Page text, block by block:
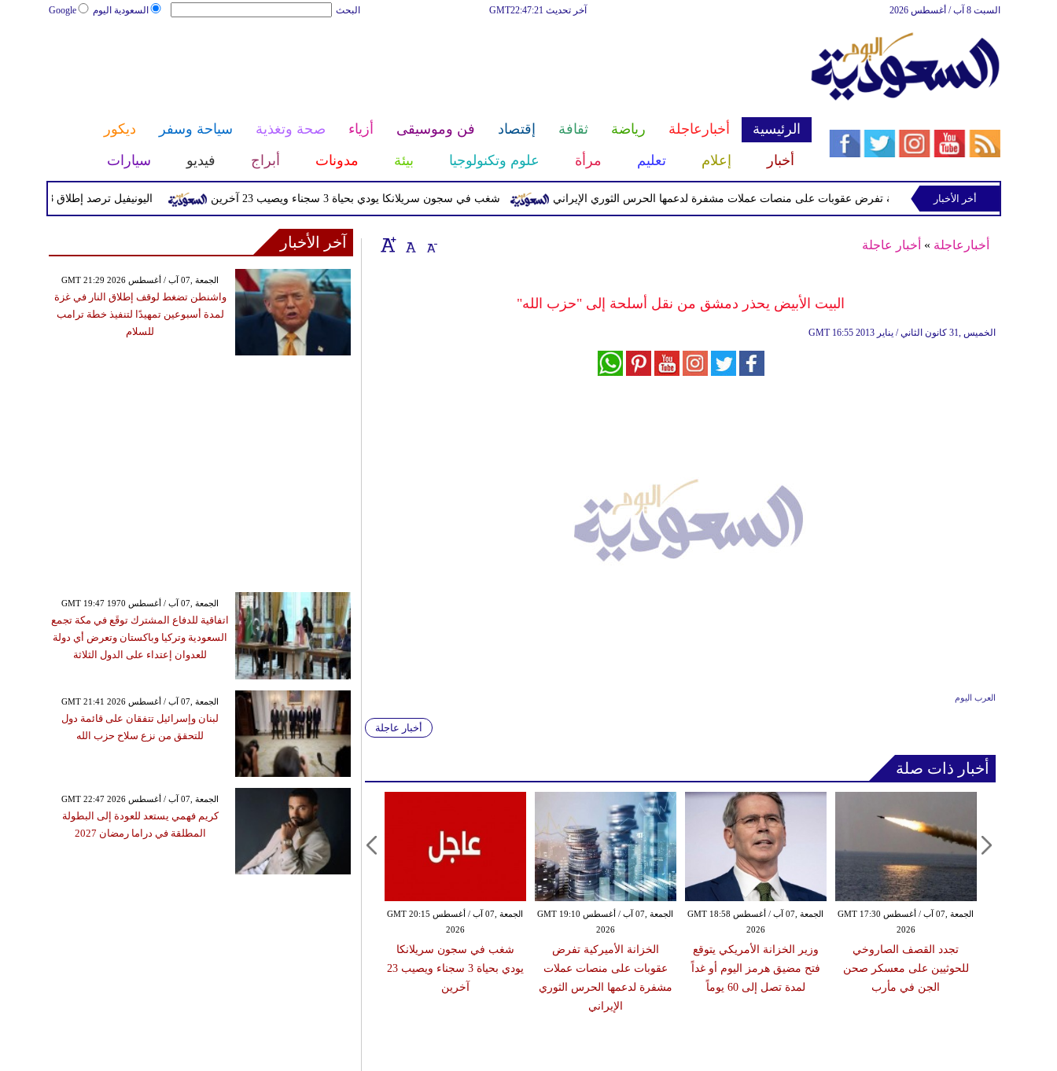
السعودية اليوم Google البحث آخر تحديث GMT22:47:21 السبت 8 آب / أغسطس 2026
الرئيسية أخبارعاجلة رياضة ثقافة إقتصاد فن وموسيقى أزياء صحة وتغذية سياحة وسفر
ديكور
أخبار
إعلام تعليم مرأة علوم وتكنولوجيا بيئة مدونات أبراج فيديو سيارات
اليونيفيل ترصد إطلاق 113 مقذوفا إسرائيليا على لبنان خلال يوم واحد شغب في سجون سريلانكا يودي بحياة 3 سجناء ويصيب 23 آخرين الخزانة الأميركية تفرض عقوبات على منصات عملات مشفرة لدعمها الحرس الثوري الإيراني
أخر الأخبار
أخبارعاجلة » أخبار عاجلة
البيت الأبيض يحذر دمشق من نقل أسلحة إلى "حزب الله"
GMT 16:55 2013 الخميس ,31 كانون الثاني / يناير
العرب اليوم
أخبار عاجلة
أخبار ذات صلة
الجمعة ,07 آب / أغسطس GMT 20:15
2026
شغب في سجون سريلانكا
يودي بحياة 3 سجناء ويصيب 23
آخرين
الجمعة ,07 آب / أغسطس GMT 19:10
2026
الخزانة الأميركية تفرض
عقوبات على منصات عملات
مشفرة لدعمها الحرس الثوري
الإيراني
الجمعة ,07 آب / أغسطس GMT 18:58
2026
وزير الخزانة الأمريكي يتوقع
فتح مضيق هرمز اليوم أو غداً
لمدة تصل إلى 60 يوماً
الجمعة ,07 آب / أغسطس GMT 17:30
2026
تجدد القصف الصاروخي
للحوثيين على معسكر صحن
الجن في مأرب
آخر الأخبار
GMT 21:29 2026 الجمعة ,07 آب / أغسطس
واشنطن تضغط لوقف إطلاق النار في غزة
لمدة أسبوعين تمهيدًا لتنفيذ خطة ترامب
للسلام
GMT 19:47 1970 الجمعة ,07 آب / أغسطس
اتفاقية للدفاع المشترك توقَع في مكة تجمع
السعودية وتركيا وباكستان وتعرض أي دولة
للعدوان إعتداء على الدول الثلاثة
GMT 21:41 2026 الجمعة ,07 آب / أغسطس
لبنان وإسرائيل تتفقان على قائمة دول
للتحقق من نزع سلاح حزب الله
GMT 22:47 2026 الجمعة ,07 آب / أغسطس
كريم فهمي يستعد للعودة إلى البطولة
المطلقة في دراما رمضان 2027